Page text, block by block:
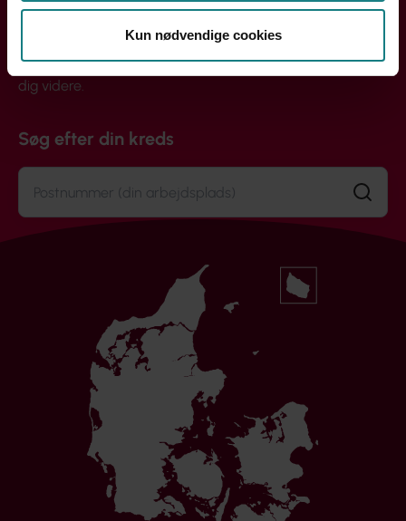
Kun nødvendige cookies
Handler din henvendelse sig om løn, ansættelse eller din
arbejdssituation? Din lokale kreds rådgiver dig og hjælper
dig videre.
Søg efter din kreds
Søg